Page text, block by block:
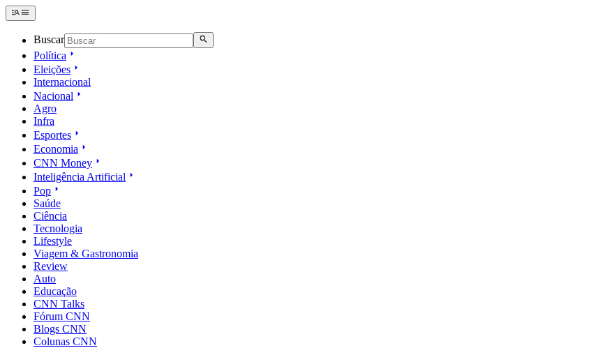
Buscar
Política
Eleições
Internacional
Nacional
Agro
Infra
Esportes
Economia
CNN Money
Inteligência Artificial
Pop
Saúde
Ciência
Tecnologia
Lifestyle
Viagem & Gastronomia
Review
Auto
Educação
CNN Talks
Fórum CNN
Blogs CNN
Colunas CNN